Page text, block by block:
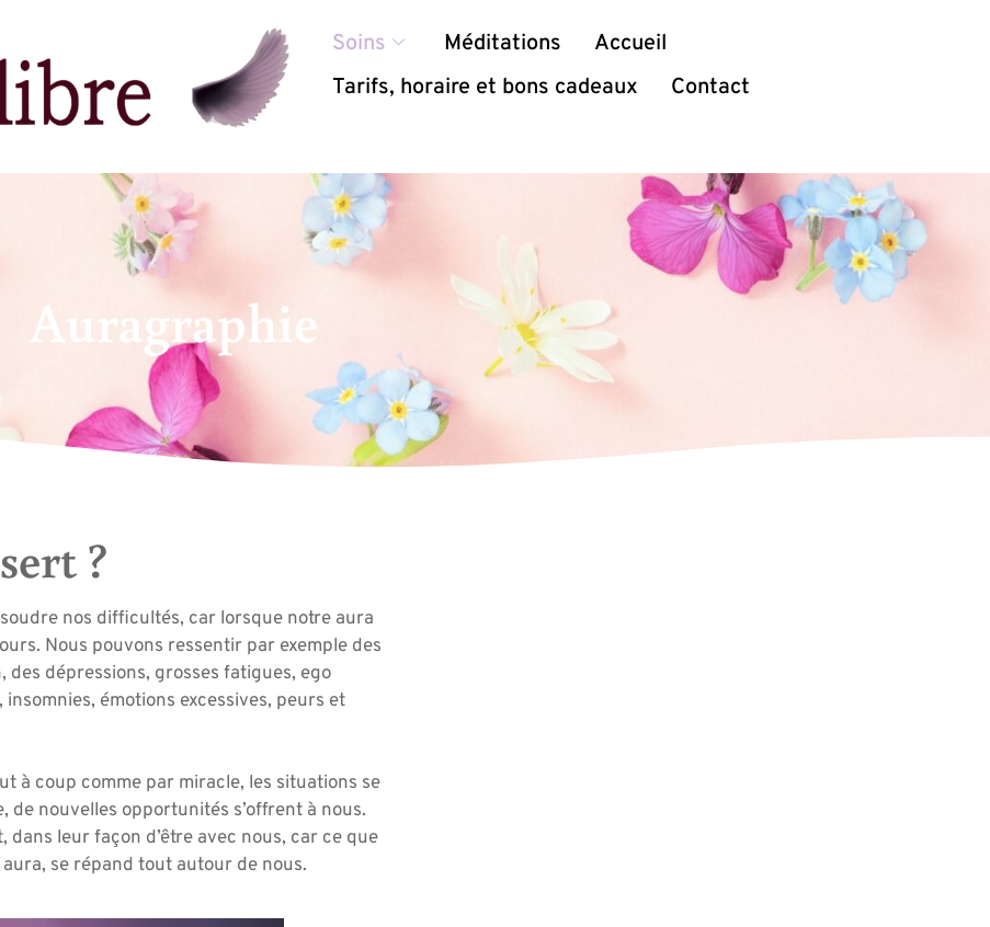
Soins Méditations
Accueil
Tarifs, horaire et bons cadeaux
Contact
Auragraphie
?
nos difficultés, car lorsque notre aura
Nous pouvons ressentir par exemple des
dépressions, grosses fatigues, ego
émotions excessives, peurs et
à coup comme par miracle, les situations se
nouvelles opportunités s’offrent à nous.
leur façon d’être avec nous, car ce que
se répand tout autour de nous.